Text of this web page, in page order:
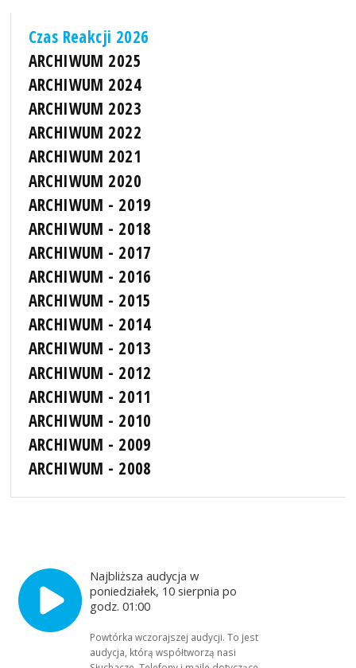
Czas Reakcji 2026
ARCHIWUM 2025
ARCHIWUM 2024
ARCHIWUM 2023
ARCHIWUM 2022
ARCHIWUM 2021
ARCHIWUM 2020
ARCHIWUM - 2019
ARCHIWUM - 2018
ARCHIWUM - 2017
ARCHIWUM - 2016
ARCHIWUM - 2015
ARCHIWUM - 2014
ARCHIWUM - 2013
ARCHIWUM - 2012
ARCHIWUM - 2011
ARCHIWUM - 2010
ARCHIWUM - 2009
ARCHIWUM - 2008
Najbliższa audycja w
poniedziałek, 10 sierpnia po
godz. 01:00
Powtórka wczorajszej audycji. To jest
audycja, którą współtworzą nasi